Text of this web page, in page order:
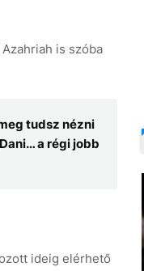
is szóba
tudsz nézni
a régi jobb
ideig elérhető